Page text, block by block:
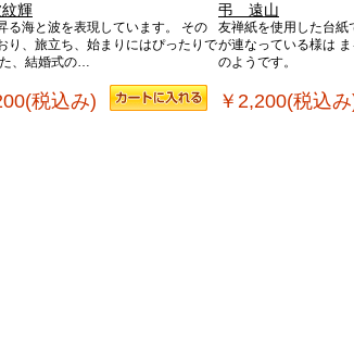
輝
る海と波を表現しています。 その
り、旅立ち、始まりにはぴったりで
、結婚式の…
税込み)
弔 遠山
友禅紙を使用した台紙
が連なっている様は
のようです。
￥2,200(税込